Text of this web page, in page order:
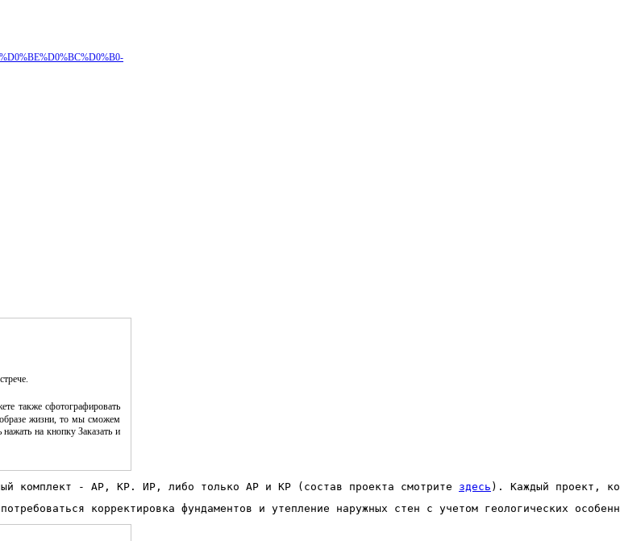
также сфотографировать
жизни, то мы сможем
на кнопку Заказать и
комплект - АР, КР. ИР, либо только АР и КР (состав проекта смотрите здесь ). Каждый проект,
корректировка фундаментов и утепление наружных стен с учетом геологических